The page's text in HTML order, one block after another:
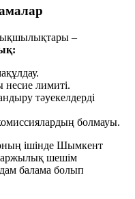
–
несие лимиті.
тәуекелдерді
болмауы.
ішінде Шымкент
шешім
балама болып